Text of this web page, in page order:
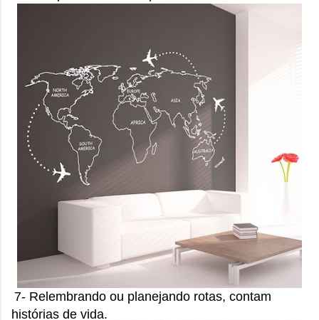
7- Relembrando ou planejando rotas, contam
histórias de vida.